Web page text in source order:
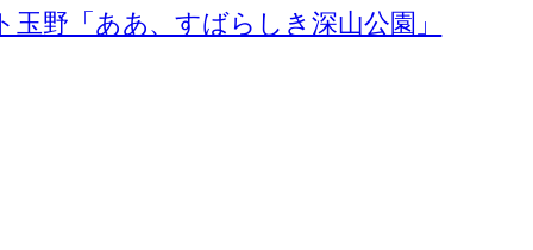
玉野「ああ、すばらしき深山公園」